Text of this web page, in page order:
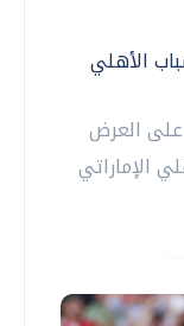
الأهلي
العرض
الإماراتي